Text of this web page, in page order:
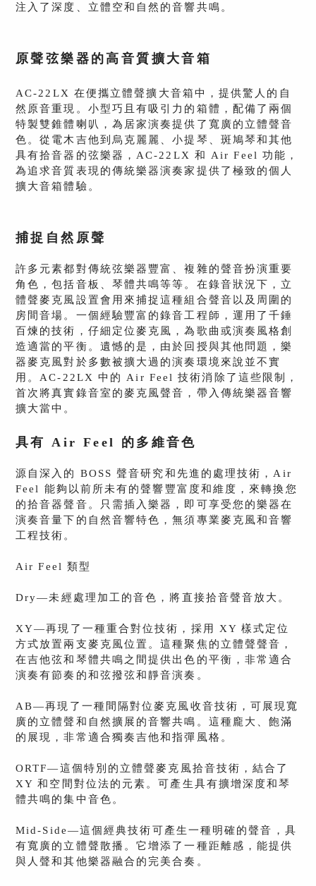
注入了深度、立體空和自然的音響共鳴。
原聲弦樂器的高音質擴大音箱
AC-22LX 在便攜立體聲擴大音箱中，提供驚人的自
然原音重現。小型巧且有吸引力的箱體，配備了兩個
特製雙錐體喇叭，為居家演奏提供了寬廣的立體聲音
色。從電木吉他到烏克麗麗、小提琴、斑鳩琴和其他
具有拾音器的弦樂器，AC-22LX 和 Air Feel 功能，
為追求音質表現的傳統樂器演奏家提供了極致的個人
擴大音箱體驗。
捕捉自然原聲
許多元素都對傳統弦樂器豐富、複雜的聲音扮演重要
角色，包括音板、琴體共鳴等等。在錄音狀況下，立
體聲麥克風設置會用來捕捉這種組合聲音以及周圍的
房間音場。一個經驗豐富的錄音工程師，運用了千錘
百煉的技術，仔細定位麥克風，為歌曲或演奏風格創
造適當的平衡。遺憾的是，由於回授與其他問題，樂
器麥克風對於多數被擴大過的演奏環境來說並不實
用。AC-22LX 中的 Air Feel 技術消除了這些限制，
首次將真實錄音室的麥克風聲音，帶入傳統樂器音響
擴大當中。
具有 Air Feel 的多維音色
源自深入的 BOSS 聲音研究和先進的處理技術，Air
Feel 能夠以前所未有的聲響豐富度和維度，來轉換您
的拾音器聲音。只需插入樂器，即可享受您的樂器在
演奏音量下的自然音響特色，無須專業麥克風和音響
工程技術。
Air Feel 類型
Dry—未經處理加工的音色，將直接拾音聲音放大。
XY—再現了一種重合對位技術，採用 XY 樣式定位
方式放置兩支麥克風位置。這種聚焦的立體聲聲音，
在吉他弦和琴體共鳴之間提供出色的平衡，非常適合
演奏有節奏的和弦撥弦和靜音演奏。
AB—再現了一種間隔對位麥克風收音技術，可展現寬
廣的立體聲和自然擴展的音響共鳴。這種龐大、飽滿
的展現，非常適合獨奏吉他和指彈風格。
ORTF—這個特別的立體聲麥克風拾音技術，結合了
XY 和空間對位法的元素。可產生具有擴增深度和琴
體共鳴的集中音色。
Mid-Side—這個經典技術可產生一種明確的聲音，具
有寬廣的立體聲散播。它增添了一種距離感，能提供
與人聲和其他樂器融合的完美合奏。